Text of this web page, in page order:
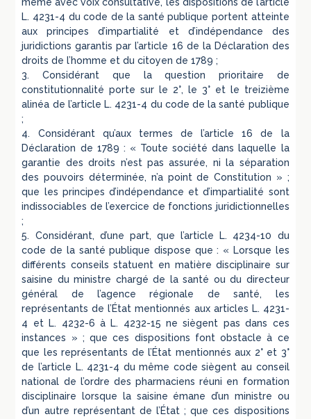
même avec voix consultative, les dispositions de l’article
L. 4231-4 du code de la santé publique portent atteinte
aux principes d’impartialité et d’indépendance des
juridictions garantis par l’article 16 de la Déclaration des
droits de l’homme et du citoyen de 1789 ;
3. Considérant que la question prioritaire de
constitutionnalité porte sur le 2°, le 3° et le treizième
alinéa de l’article L. 4231-4 du code de la santé publique
;
4. Considérant qu’aux termes de l’article 16 de la
Déclaration de 1789 : « Toute société dans laquelle la
garantie des droits n’est pas assurée, ni la séparation
des pouvoirs déterminée, n’a point de Constitution » ;
que les principes d’indépendance et d’impartialité sont
indissociables de l’exercice de fonctions juridictionnelles
;
5. Considérant, d’une part, que l’article L. 4234-10 du
code de la santé publique dispose que : « Lorsque les
différents conseils statuent en matière disciplinaire sur
saisine du ministre chargé de la santé ou du directeur
général de l’agence régionale de santé, les
représentants de l’État mentionnés aux articles L. 4231-
4 et L. 4232-6 à L. 4232-15 ne siègent pas dans ces
instances » ; que ces dispositions font obstacle à ce
que les représentants de l’État mentionnés aux 2° et 3°
de l’article L. 4231-4 du même code siègent au conseil
national de l’ordre des pharmaciens réuni en formation
disciplinaire lorsque la saisine émane d’un ministre ou
d’un autre représentant de l’État ; que ces dispositions